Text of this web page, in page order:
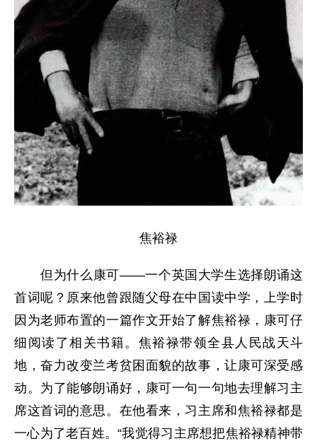
焦裕禄
但为什么康可——一个英国大学生选择朗诵这
首词呢？原来他曾跟随父母在中国读中学，上学时
因为老师布置的一篇作文开始了解焦裕禄，康可仔
细阅读了相关书籍。焦裕禄带领全县人民战天斗
地，奋力改变兰考贫困面貌的故事，让康可深受感
动。为了能够朗诵好，康可一句一句地去理解习主
席这首词的意思。在他看来，习主席和焦裕禄都是
一心为了老百姓。“我觉得习主席想把焦裕禄精神带